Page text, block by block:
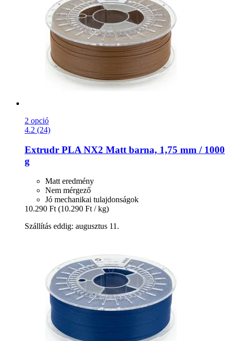
2 opció
4.2 (24)
Extrudr PLA NX2 Matt barna, 1,75 mm / 1000
g
Matt eredmény
Nem mérgező
Jó mechanikai tulajdonságok
10.290 Ft (10.290 Ft / kg)
Szállítás eddig: augusztus 11.